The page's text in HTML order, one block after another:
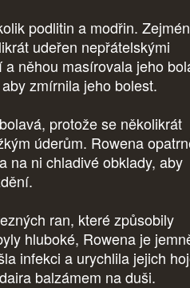
podlitin a modřin.
udeřen nepřátelskými
něhou masírovala jeho
zmírnila jeho bolest.
protože se několikrát
úderům. Rowena
na ni chladivé obklady, aby
ran, které způsobily
hluboké, Rowena je
infekci a urychlila jejich
balzámem na duši.